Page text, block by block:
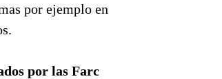
por ejemplo en
por las Farc